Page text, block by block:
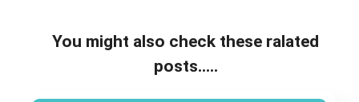
You might also check these ralated
posts.....